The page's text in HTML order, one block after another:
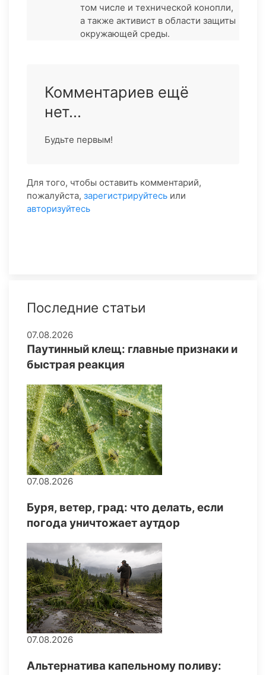
том числе и технической конопли,
а также активист в области защиты
окружающей среды.
Комментариев ещё
нет...
Будьте первым!
Для того, чтобы оставить комментарий,
пожалуйста, зарегистрируйтесь или
авторизуйтесь
Последние статьи
07.08.2026
Паутинный клещ: главные признаки и
быстрая реакция
07.08.2026
Буря, ветер, град: что делать, если
погода уничтожает аутдор
07.08.2026
Альтернатива капельному поливу: